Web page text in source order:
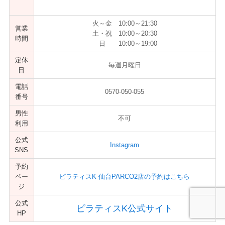
営業
時間
火～金 10:00～21:30
土・祝 10:00～20:30
日 10:00～19:00
定休
日
毎週月曜日
電話
番号
0570-050-055
男性
利用
不可
公式
SNS
Instagram
予約
ペー
ジ
ピラティスK 仙台PARCO2店の予約はこちら
公式
HP
ピラティスK公式サイト